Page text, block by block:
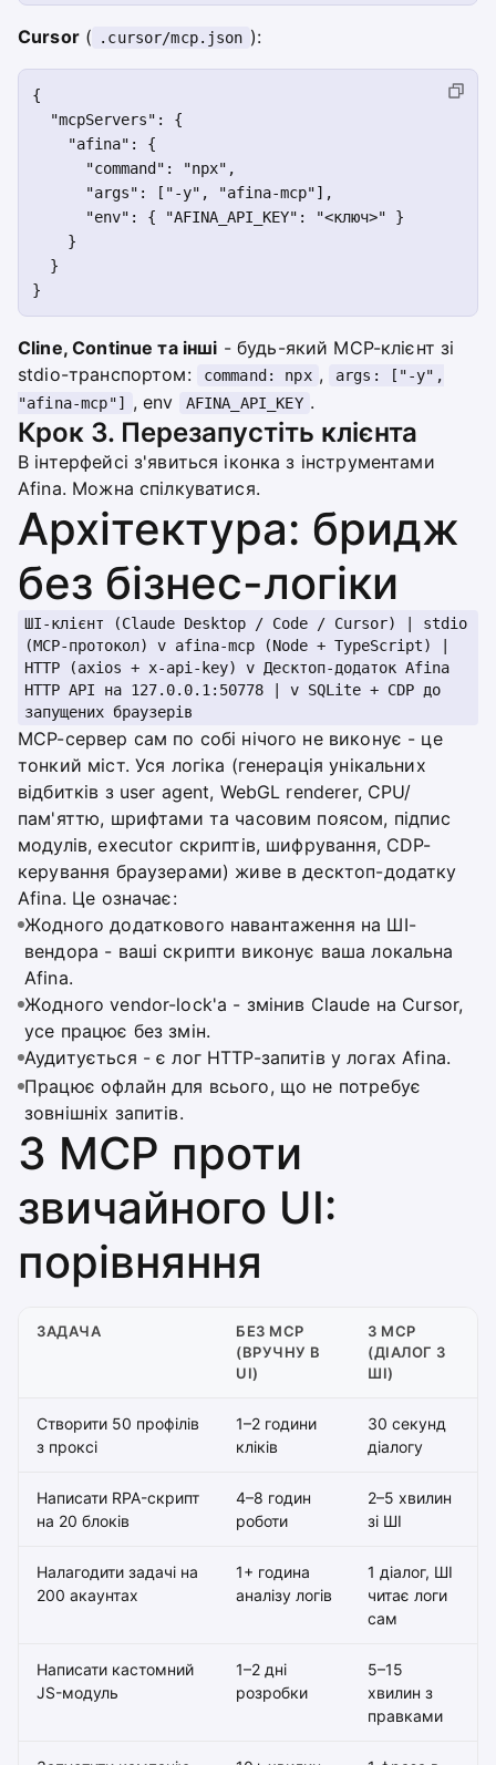
Cursor( .cursor/mcp.json ):
{
Cline, Continue та інші - будь-який MCP-клієнт зі
stdio-транспортом:
command: npx ,
args: ["-y",
"afina-mcp"]
, env AFINA_API_KEY .
Крок 3. Перезапустіть клієнта
В інтерфейсі з'явиться іконка з інструментами
Afina. Можна спілкуватися.
Архітектура: бридж
без бізнес-логіки
ШІ-клієнт (Claude Desktop / Code / Cursor) | stdio
(MCP-протокол) v afina-mcp (Node + TypeScript) |
HTTP (axios + x-api-key) v Десктоп-додаток Afina
HTTP API на 127.0.0.1:50778 | v SQLite + CDP до
запущених браузерів
MCP-сервер сам по собі нічого не виконує - це
тонкий міст. Уся логіка (генерація унікальних
відбитків з user agent, WebGL renderer, CPU/
пам'яттю, шрифтами та часовим поясом, підпис
модулів, executor скриптів, шифрування, CDP-
керування браузерами) живе в десктоп-додатку
Afina. Це означає:
Жодного додаткового навантаження на ШІ-
вендора - ваші скрипти виконує ваша локальна
Afina.
Жодного vendor-lock'а - змінив Claude на Cursor,
усе працює без змін.
Аудитується - є лог HTTP-запитів у логах Afina.
Працює офлайн для всього, що не потребує
зовнішніх запитів.
З MCP проти
звичайного UI:
порівняння
ЗАДАЧА
БЕЗ MCP
(ВРУЧНУ В
UI)
З MCP
(ДІАЛОГ З
ШІ)
Створити 50 профілів
з проксі
1–2 години
кліків
30 секунд
діалогу
Написати RPA-скрипт
на 20 блоків
4–8 годин
роботи
2–5 хвилин
зі ШІ
Налагодити задачі на
200 акаунтах
1+ година
аналізу логів
1 діалог, ШІ
читає логи
сам
Написати кастомний
JS-модуль
1–2 дні
розробки
5–15
хвилин з
правками